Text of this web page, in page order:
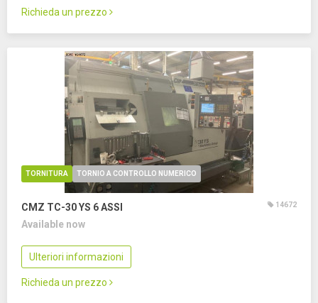
Richieda un prezzo
TORNITURA TORNIO A CONTROLLO NUMERICO
CMZ TC-30 YS 6 ASSI 14672
Available now
Ulteriori informazioni
Richieda un prezzo